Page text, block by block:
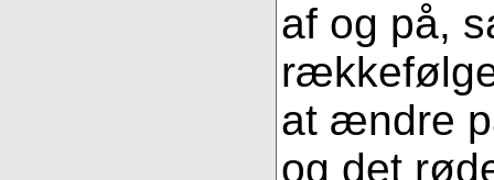
af og på,
at ændre
og det